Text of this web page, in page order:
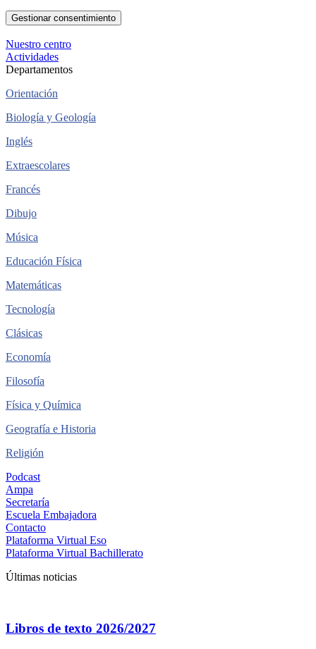
Gestionar consentimiento
Nuestro centro
Actividades
Departamentos
Orientación
Biología y Geología
Inglés
Extraescolares
Francés
Dibujo
Música
Educación Física
Matemáticas
Tecnología
Clásicas
Economía
Filosofía
Física y Química
Geografía e Historia
Religión
Podcast
Ampa
Secretaría
Escuela Embajadora
Contacto
Plataforma Virtual Eso
Plataforma Virtual Bachillerato
Últimas noticias
Libros de texto 2026/2027